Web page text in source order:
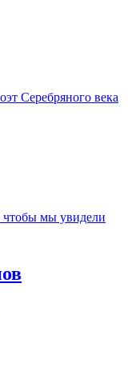
Серебряного века
чтобы мы увидели